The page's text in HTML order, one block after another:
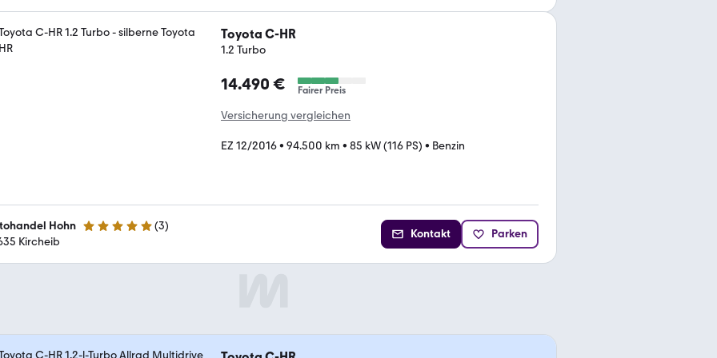
Toyota C-HR
1.2 Turbo
14.490 € Fairer Preis
Versicherung vergleichen
EZ 12/2016• 94.500 km • 85 kW (116 PS) • Benzin
Hohn 5 Sterne (3)
Kircheib
Kontakt Parken